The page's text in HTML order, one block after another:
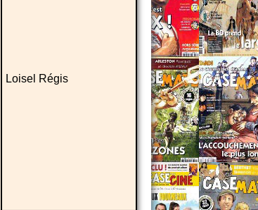
Loisel Régis